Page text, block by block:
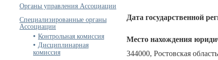
Органы управления Ассоциации
Специализированные органы
Ассоциации
Контрольная комиссия
Дисциплинарная
комиссия
Дата государственной
Место нахождения
344000, Ростовская